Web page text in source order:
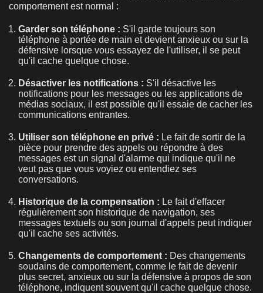
comportement est normal :
Garder son téléphone : S'il garde toujours son
téléphone à portée de main et devient anxieux ou sur la
défensive lorsque vous essayez de l'utiliser, il se peut
qu'il cache quelque chose.
Désactiver les notifications : S'il désactive les
notifications pour les messages ou les applications de
médias sociaux, il est possible qu'il essaie de cacher les
communications entrantes.
Utiliser son téléphone en privé : Le fait de sortir de la
pièce pour prendre des appels ou répondre à des
messages est un signal d'alarme qui indique qu'il ne
veut pas que vous voyiez ou entendiez ses
conversations.
Historique de la compensation : Le fait d'effacer
régulièrement son historique de navigation, ses
messages textuels ou son journal d'appels peut indiquer
qu'il cache ses activités.
Changements de comportement : Des changements
soudains de comportement, comme le fait de devenir
plus secret, anxieux ou sur la défensive à propos de son
téléphone, indiquent souvent qu'il cache quelque chose.